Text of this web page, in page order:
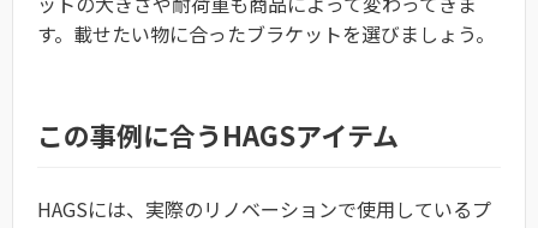
す。載せたい物に合ったブラケットを選びましょう。
この事例に合うHAGSアイテム
HAGSには、実際のリノベーションで使用しているプ